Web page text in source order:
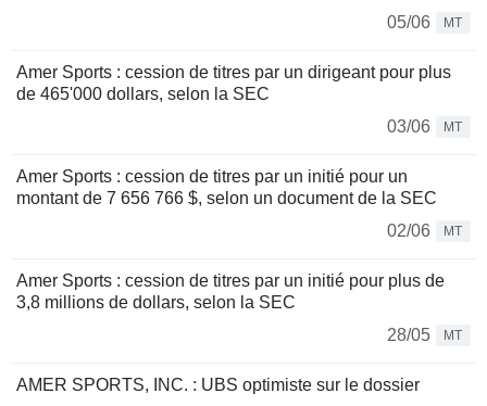
05/06
MT
Amer Sports : cession de titres par un dirigeant pour plus
de 465'000 dollars, selon la SEC
03/06
MT
Amer Sports : cession de titres par un initié pour un
montant de 7 656 766 $, selon un document de la SEC
02/06
MT
Amer Sports : cession de titres par un initié pour plus de
3,8 millions de dollars, selon la SEC
28/05
MT
AMER SPORTS, INC. : UBS optimiste sur le dossier